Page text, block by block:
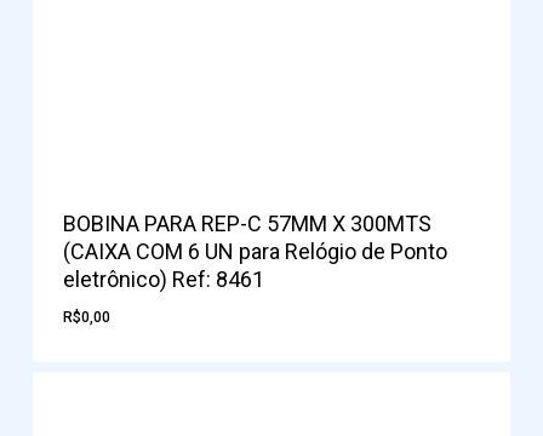
BOBINA PARA REP-C 57MM X 300MTS
(CAIXA COM 6 UN para Relógio de Ponto
eletrônico) Ref: 8461
R$0,00